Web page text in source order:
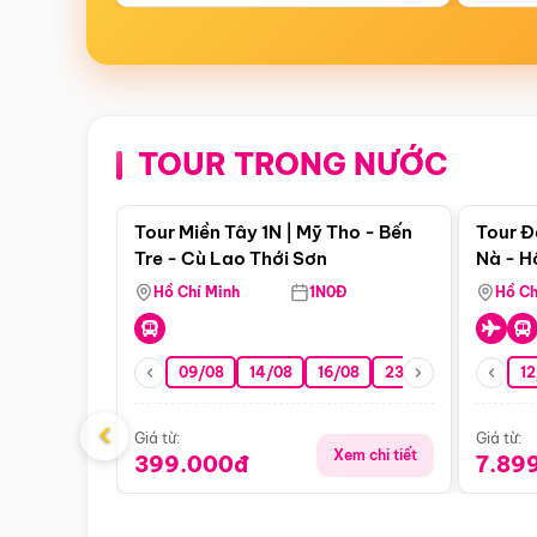
TOUR TRONG NƯỚC
Điểm nổi bật
Tour Miền Tây 1N | Mỹ Tho - Bến
Tre - Cù Lao Thới Sơn
Hồ Chí Minh 1N0Đ
09/08 14/08 16/08 23/08 30/08
Giá từ:
399.000đ Xem chi tiết
Tour
Nà -
Nha
Hồ
Giá từ:
‹